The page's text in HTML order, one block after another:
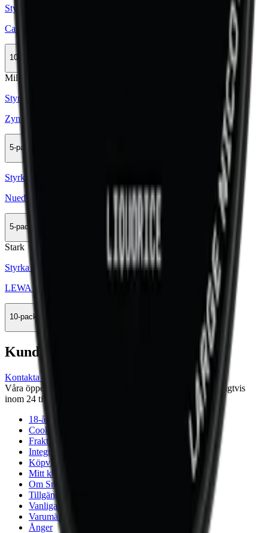
Styrka Mild · Mini
Catch Licorice White Mini
10-pack
Mild
Styrka Mild · Mini
Zyn Black Licorice Mini 2
5-pack
Styrka Normal · Slim
Nued Salty Licorice 2
5-pack
Stark
Styrka Stark · Large
LEWA Classic Liquorice
10-pack
Kundservice
Kontakta oss
Våra öppettider är: Alla dagar 08:00 - 18:00 Vi svarar vanligtvis
inom 24 timmar på vardagar.
18-årsgräns
Cookiepolicy
Frakt- och leveransvillkor
Integritetspolicy
Köpvillkor
Mitt konto
Om Snuset.se
Tillgänglighetsredogörelse
Vanliga frågor
Varumärken
Ånger